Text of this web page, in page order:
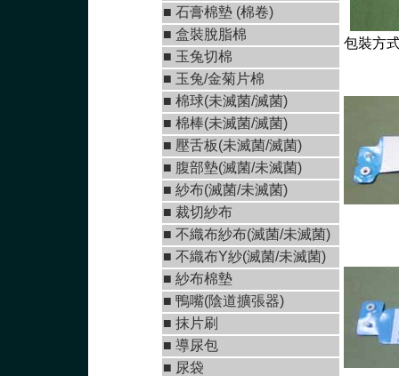
■ 石膏棉墊 (棉卷)
■ 盒裝脫脂棉
■ 玉兔切棉
■ 玉兔/金菊片棉
■ 棉球(未滅菌/滅菌)
■ 棉棒(未滅菌/滅菌)
■ 壓舌板(未滅菌/滅菌)
■ 腹部墊(滅菌/未滅菌)
■ 紗布(滅菌/未滅菌)
■ 裁切紗布
■ 不織布紗布(滅菌/未滅菌)
■ 不織布Y紗(滅菌/未滅菌)
■ 紗布棉墊
■ 鴨嘴(陰道擴張器)
■ 抹片刷
■ 導尿包
■ 尿袋
包裝方